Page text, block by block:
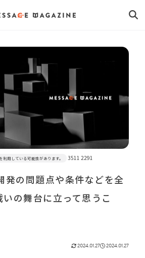
用している可能性があります。 3511 2291
発の問題点や条件などを全
の舞台に立って思うこ
2024.01.27 2024.01.27